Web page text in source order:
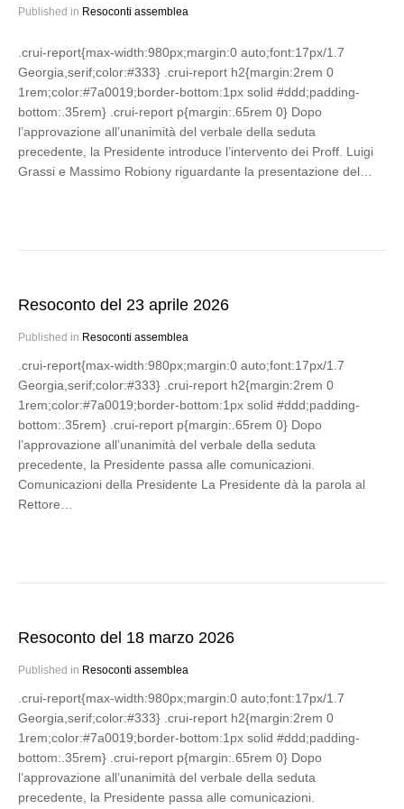
Published in Resoconti assemblea
.crui-report{max-width:980px;margin:0 auto;font:17px/1.7
Georgia,serif;color:#333} .crui-report h2{margin:2rem 0
1rem;color:#7a0019;border-bottom:1px solid #ddd;padding-
bottom:.35rem} .crui-report p{margin:.65rem 0} Dopo
l’approvazione all’unanimità del verbale della seduta
precedente, la Presidente introduce l’intervento dei Proff. Luigi
Grassi e Massimo Robiony riguardante la presentazione del…
Resoconto del 23 aprile 2026
Published in Resoconti assemblea
.crui-report{max-width:980px;margin:0 auto;font:17px/1.7
Georgia,serif;color:#333} .crui-report h2{margin:2rem 0
1rem;color:#7a0019;border-bottom:1px solid #ddd;padding-
bottom:.35rem} .crui-report p{margin:.65rem 0} Dopo
l’approvazione all’unanimità del verbale della seduta
precedente, la Presidente passa alle comunicazioni.
Comunicazioni della Presidente La Presidente dà la parola al
Rettore…
Resoconto del 18 marzo 2026
Published in Resoconti assemblea
.crui-report{max-width:980px;margin:0 auto;font:17px/1.7
Georgia,serif;color:#333} .crui-report h2{margin:2rem 0
1rem;color:#7a0019;border-bottom:1px solid #ddd;padding-
bottom:.35rem} .crui-report p{margin:.65rem 0} Dopo
l’approvazione all’unanimità del verbale della seduta
precedente, la Presidente passa alle comunicazioni.